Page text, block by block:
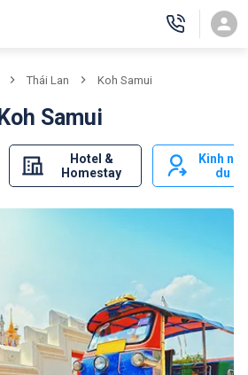
Thái Lan Koh Samui
Koh Samui
Hotel &
Homestay
Kinh
du